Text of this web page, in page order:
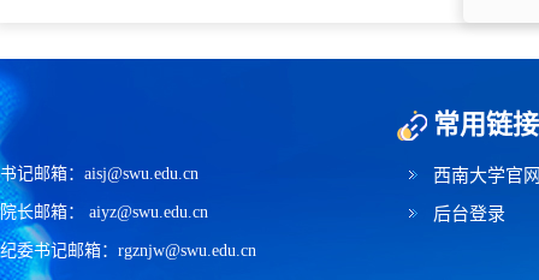
书记邮箱：aisj@swu.edu.cn
院长邮箱： aiyz@swu.edu.cn
纪委书记邮箱：rgznjw@swu.edu.cn
常用链接
西南大学官
后台登录